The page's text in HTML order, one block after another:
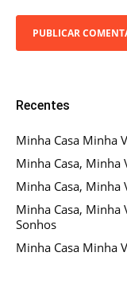
Recentes
Minha Casa Minha
Minha Casa, Minha
Minha Casa, Minha
Minha Casa, Minha
Sonhos
Minha Casa Minha